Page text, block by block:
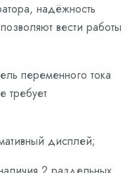
надёжность
вести работы
переменного тока
требует
дисплей;